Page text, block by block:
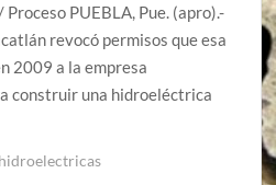
PUEBLA, Pue. (apro).-
revocó permisos que esa
2009 a la empresa
construir una hidroeléctrica
hidroelectricas